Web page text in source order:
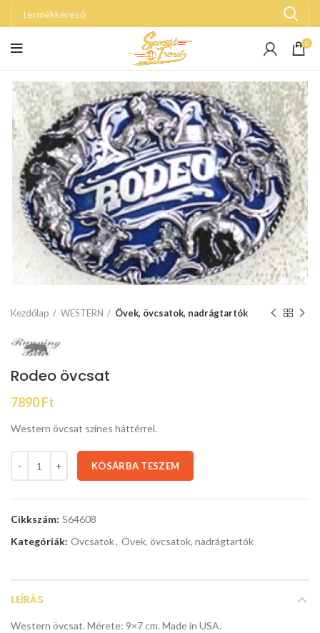
0
Kezdőlap WESTERN Övek, övcsatok, nadrágtartók
Rodeo övcsat
7890Ft
Western övcsat színes háttérrel.
KOSÁRBA TESZEM
Cikkszám: S64608
Kategóriák: Övcsatok, Övek, övcsatok, nadrágtartók
LEÍRÁS
Western övcsat. Mérete: 9×7 cm. Made in USA.